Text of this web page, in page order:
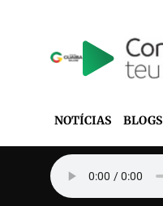
NOTÍCIAS BLOGS